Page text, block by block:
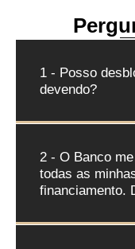
1 - Posso
devendo?
2 - O Banco
todas as
financiamento.